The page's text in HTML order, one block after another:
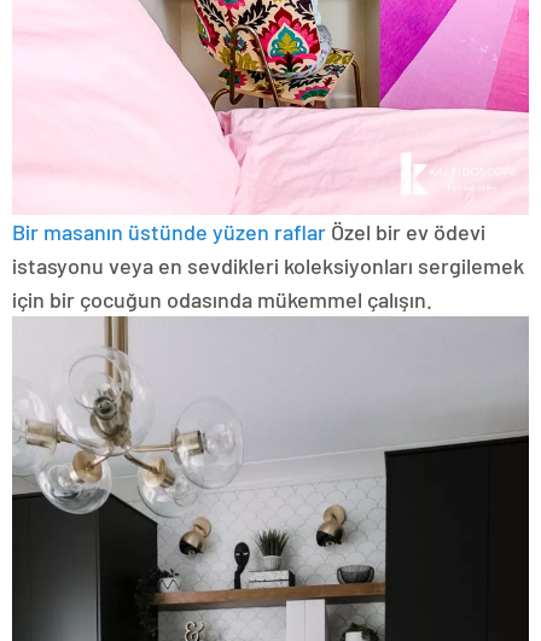
Bir masanın üstünde yüzen raflar Özel bir ev ödevi
istasyonu veya en sevdikleri koleksiyonları sergilemek
için bir çocuğun odasında mükemmel çalışın.